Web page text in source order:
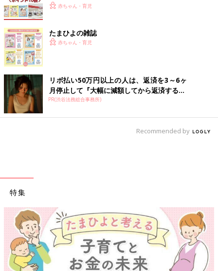
赤ちゃん・育児
たまひよの雑誌
赤ちゃん・育児
リボ払い50万円以上の人は、返済を3～6ヶ
月停止して『大幅に減額してから返済する...
PR(渋谷法務総合事務所)
Recommended by
特集